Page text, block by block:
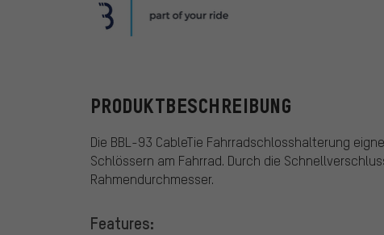
PRODUKTBESCHREIBUNG
Die BBL-93 CableTie Fahrradschlosshalterung
Schlössern am Fahrrad. Durch die
Rahmendurchmesser.
Features: